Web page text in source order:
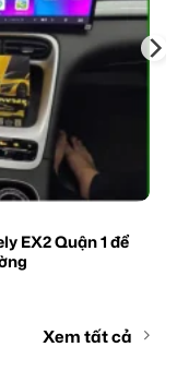
EX2 Quận 1 để
Xem tất cả